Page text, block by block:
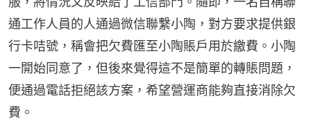
通工作人員的人通過微信聯繫小陶，對方要求提供銀
行卡咭號，稱會把欠費匯至小陶賬戶用於繳費。小陶
一開始同意了，但後來覺得這不是簡單的轉賬問題，
便通過電話拒絕該方案，希望營運商能夠直接消除欠
費。